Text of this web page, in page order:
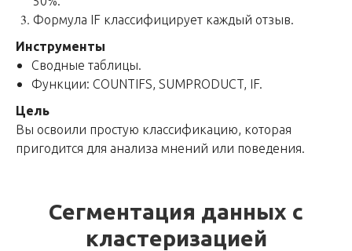
Формула IF классифицирует каждый отзыв.
Инструменты
Сводные таблицы.
Функции: COUNTIFS, SUMPRODUCT, IF.
Цель
Вы освоили простую классификацию, которая
пригодится для анализа мнений или поведения.
Сегментация данных с
кластеризацией